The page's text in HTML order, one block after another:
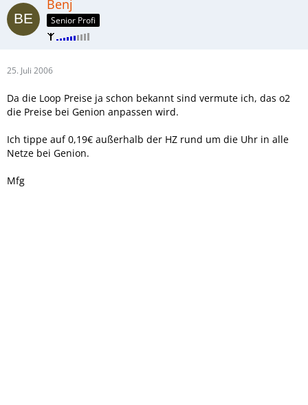
Benj
Senior Profi
25. Juli 2006
Da die Loop Preise ja schon bekannt sind vermute ich, das o2
die Preise bei Genion anpassen wird.
Ich tippe auf 0,19€ außerhalb der HZ rund um die Uhr in alle
Netze bei Genion.
Mfg